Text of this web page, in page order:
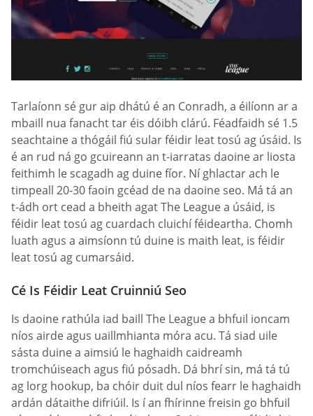
Tarlaíonn sé gur aip dhátú é an Conradh, a éilíonn ar a
mbaill nua fanacht tar éis dóibh clárú. Féadfaidh sé 1.5
seachtaine a thógáil fiú sular féidir leat tosú ag úsáid. Is
é an rud ná go gcuireann an t-iarratas daoine ar liosta
feithimh le scagadh ag duine fíor. Ní ghlactar ach le
timpeall 20-30 faoin gcéad de na daoine seo. Má tá an
t-ádh ort cead a bheith agat The League a úsáid, is
féidir leat tosú ag cuardach cluichí féideartha. Chomh
luath agus a aimsíonn tú duine is maith leat, is féidir
leat tosú ag cumarsáid.
Cé Is Féidir Leat Cruinniú Seo
Is daoine rathúla iad baill The League a bhfuil ioncam
níos airde agus uaillmhianta móra acu. Tá siad uile
sásta duine a aimsiú le haghaidh caidreamh
tromchúiseach agus fiú pósadh. Dá bhrí sin, má tá tú
ag lorg hookup, ba chóir duit dul níos fearr le haghaidh
ardán dátaithe difriúil. Is í an fhírinne freisin go bhfuil